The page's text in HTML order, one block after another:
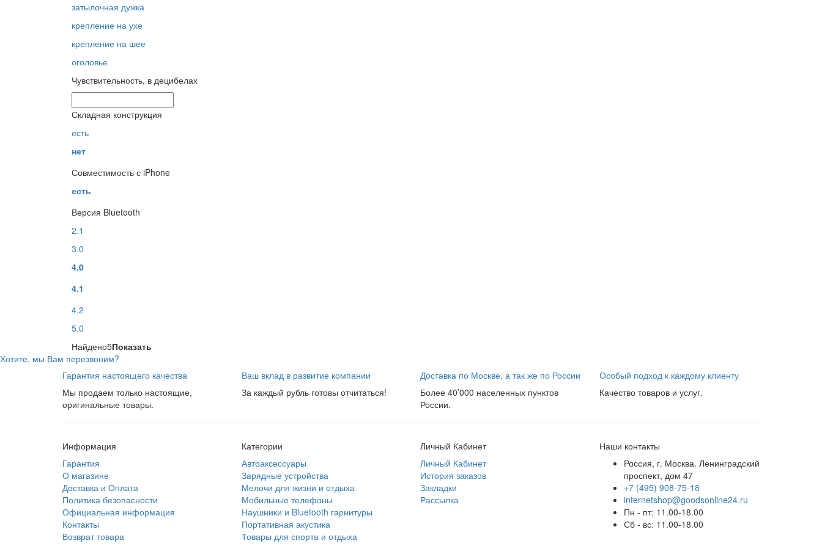
затылочная дужка
крепление на ухе
крепление на шее
оголовье
Чувствительность, в децибелах
Складная конструкция
есть
нет
Совместимость с iPhone
есть
Версия Bluetooth
2.1
3.0
4.0
4.1
4.2
5.0
Найдено5Показать
Хотите, мы Вам перезвоним?
Гарантия настоящего качества
Мы продаем только настоящие,
оригинальные товары.
Ваш вклад в развитие компании
За каждый рубль готовы отчитаться!
Доставка по Москве, а так же по России
Более 40’000 населенных пунктов
России.
Особый подход к каждому клиенту
Качество товаров и услуг.
Информация
Гарантия
О магазине
Доставка и Оплата
Политика безопасности
Официальная информация
Контакты
Возврат товара
Категории
Автоаксессуары
Зарядные устройства
Мелочи для жизни и отдыха
Мобильные телефоны
Наушники и Bluetooth гарнитуры
Портативная акустика
Товары для спорта и отдыха
Личный Кабинет
Личный Кабинет
История заказов
Закладки
Рассылка
Наши контакты
Россия, г. Москва. Ленинградский
проспект, дом 47
+7 (495) 908-75-18
internetshop@goodsonline24.ru
Пн - пт: 11.00-18.00
Сб - вс: 11.00-18.00